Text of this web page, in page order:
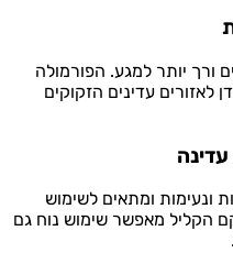
יותר למגע. הפורמולה
עדינים הזקוקים
ומתאים לשימוש
מאפשר שימוש נוח גם